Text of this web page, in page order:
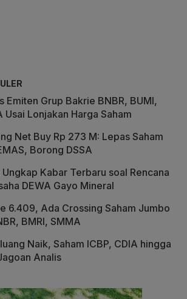
Emiten Grup Bakrie BNBR, BUMI,
Usai Lonjakan Harga Saham
Net Buy Rp 273 M: Lepas Saham
Borong DSSA
Kabar Terbaru soal Rencana
DEWA Gayo Mineral
6.409, Ada Crossing Saham Jumbo
BMRI, SMMA
Naik, Saham ICBP, CDIA hingga
Analis